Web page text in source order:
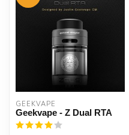
GEEKVAPE
Geekvape - Z Dual RTA